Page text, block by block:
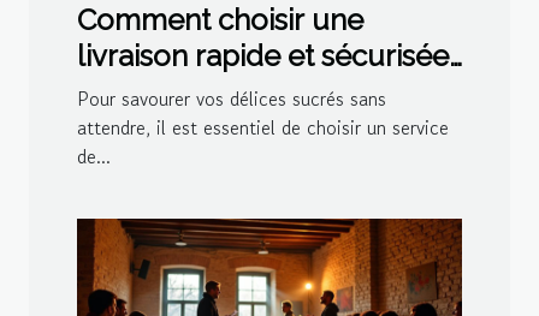
Comment choisir une
livraison rapide et sécurisée
pour vos délices sucrés ?
Pour savourer vos délices sucrés sans
attendre, il est essentiel de choisir un service
de...